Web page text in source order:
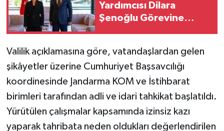
Yardımcısı Dilara
Şenoğlu Görevine
Valilik açıklamasına göre, vatandaşlardan gelen
şikâyetler üzerine Cumhuriyet Başsavcılığı
koordinesinde Jandarma KOM ve İstihbarat
birimleri tarafından adli ve idari tahkikat başlatıldı.
Yürütülen çalışmalar kapsamında izinsiz kazı
yaparak tahribata neden oldukları değerlendirilen